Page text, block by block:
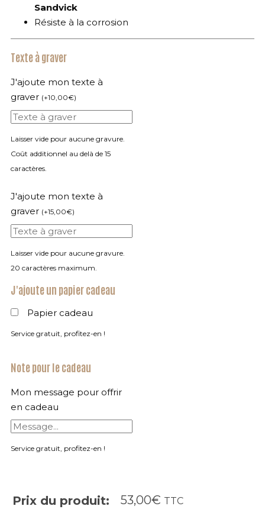
Sandvick
Résiste à la corrosion
Texte à graver
J'ajoute mon texte à
graver (+10,00€)
Laisser vide pour aucune gravure.
Coût additionnel au delà de 15
caractères.
J'ajoute mon texte à
graver (+15,00€)
Laisser vide pour aucune gravure.
20 caractères maximum.
J'ajoute un papier cadeau
Papier cadeau
Service gratuit, profitez-en !
Note pour le cadeau
Mon message pour offrir
en cadeau
Service gratuit, profitez-en !
Prix du produit: 53,00€ TTC